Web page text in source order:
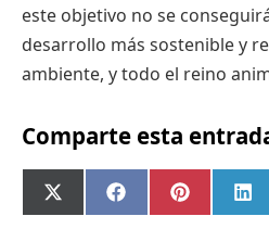
este objetivo no se
desarrollo más sostenible y
ambiente, y todo el reino
Comparte esta
Compartir
en
X
(Twitter)
Compartir
en
FacebookCompartir
en
Pinterest